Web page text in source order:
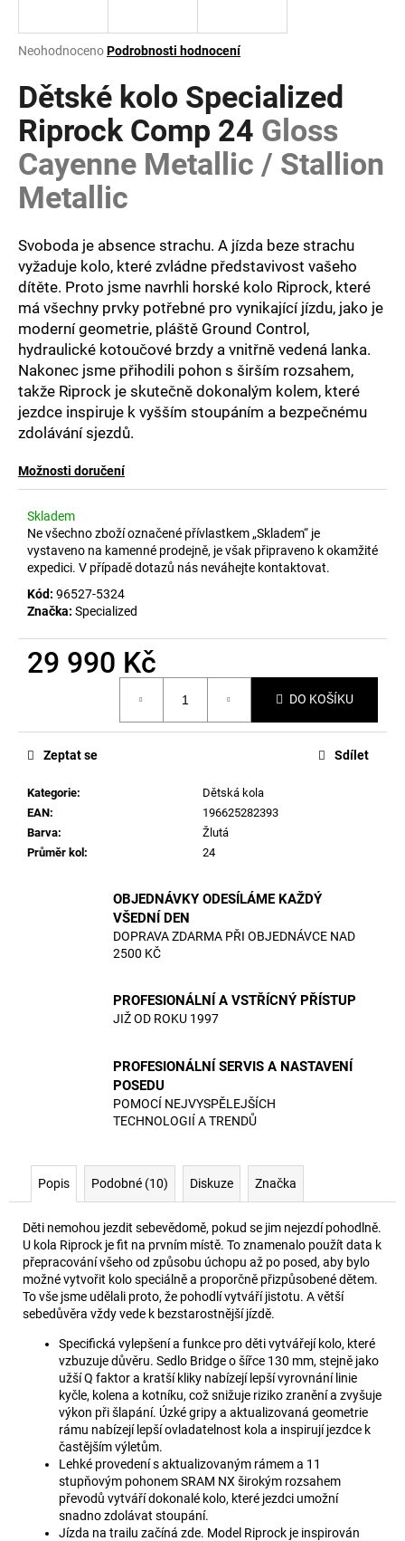
Průměrné
produktu
je
0,0
5
hvězdiček.
NeohodnocenoPodrobnosti hodnocení
Dětské kolo Specialized
Riprock Comp 24 Gloss
Cayenne Metallic / Stallion
Metallic
Svoboda je absence strachu. A jízda beze strachu
vyžaduje kolo, které zvládne představivost vašeho
dítěte. Proto jsme navrhli horské kolo Riprock, které
má všechny prvky potřebné pro vynikající jízdu, jako je
moderní geometrie, pláště Ground Control,
hydraulické kotoučové brzdy a vnitřně vedená lanka.
Nakonec jsme přihodili pohon s širším rozsahem,
takže Riprock je skutečně dokonalým kolem, které
jezdce inspiruje k vyšším stoupáním a bezpečnému
zdolávání sjezdů.
Možnosti doručení
Skladem
Ne všechno zboží označené přívlastkem „Skladem“ je
vystaveno na kamenné prodejně, je však připraveno k okamžité
expedici. V případě dotazů nás neváhejte kontaktovat.
Kód: 96527-5324
Značka: Specialized
29 990 Kč
DO KOŠÍKU
Kategorie:
Dětská kola
EAN:
196625282393
Barva:
Žlutá
Průměr kol: 24
Zeptat se Sdílet
OBJEDNÁVKY ODESÍLÁME KAŽDÝ
VŠEDNÍ DEN
DOPRAVA ZDARMA PŘI OBJEDNÁVCE NAD
2500 KČ
PROFESIONÁLNÍ A VSTŘÍCNÝ PŘÍSTUP
JIŽ OD ROKU 1997
PROFESIONÁLNÍ SERVIS A NASTAVENÍ
POSEDU
POMOCÍ NEJVYSPĚLEJŠÍCH
TECHNOLOGIÍ A TRENDŮ
Popis Podobné (10) Diskuze Značka
Děti nemohou jezdit sebevědomě, pokud se jim nejezdí pohodlně.
U kola Riprock je fit na prvním místě. To znamenalo použít data k
přepracování všeho od způsobu úchopu až po posed, aby bylo
možné vytvořit kolo speciálně a proporčně přizpůsobené dětem.
To vše jsme udělali proto, že pohodlí vytváří jistotu. A větší
sebedůvěra vždy vede k bezstarostnější jízdě.
Specifická vylepšení a funkce pro děti vytvářejí kolo, které
vzbuzuje důvěru. Sedlo Bridge o šířce 130 mm, stejně jako
užší Q faktor a kratší kliky nabízejí lepší vyrovnání linie
kyčle, kolena a kotníku, což snižuje riziko zranění a zvyšuje
výkon při šlapání. Úzké gripy a aktualizovaná geometrie
rámu nabízejí lepší ovladatelnost kola a inspirují jezdce k
častějším výletům.
Lehké provedení s aktualizovaným rámem a 11
stupňovým pohonem SRAM NX širokým rozsahem
převodů vytváří dokonalé kolo, které jezdci umožní
snadno zdolávat stoupání.
Jízda na trailu začíná zde. Model Riprock je inspirován
j
t
?
HLEDAT
D
o
p
o
r
u
č
u
e
m